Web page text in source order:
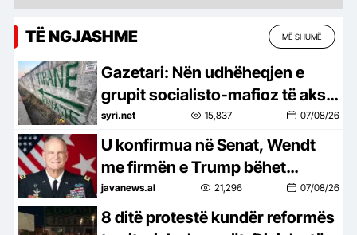
TË NGJASHME MË SHUMË
Gazetari: Nën udhëheqjen e
grupit socialisto-mafioz të aksit
Rrogozhinë-Peqin-Elbasan,
Kavaja po pushtohet
syri.net 15,837 07/08/26
U konfirmua në Senat, Wendt
me firmën e Trump bëhet
zyrtarisht ambasador në
Shqipëri
javanews.al 21,296 07/08/26
8 ditë protestë kundër reformës